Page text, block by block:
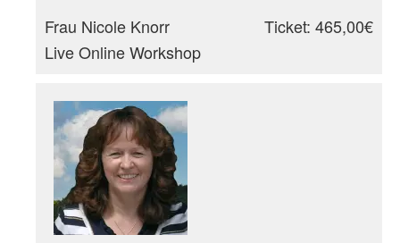
Frau Nicole Knorr
Live Online Workshop
Ticket: 465,00€